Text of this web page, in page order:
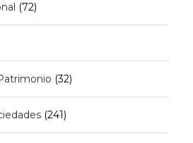
(72)
(32)
(241)